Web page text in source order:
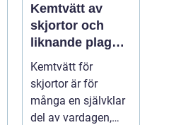
Kemtvätt av
skjortor och
liknande plagg:
Så fungerar
professionell
klädvård i
praktiken
Kemtvätt för
skjortor är för
många en självklar
del av vardagen,